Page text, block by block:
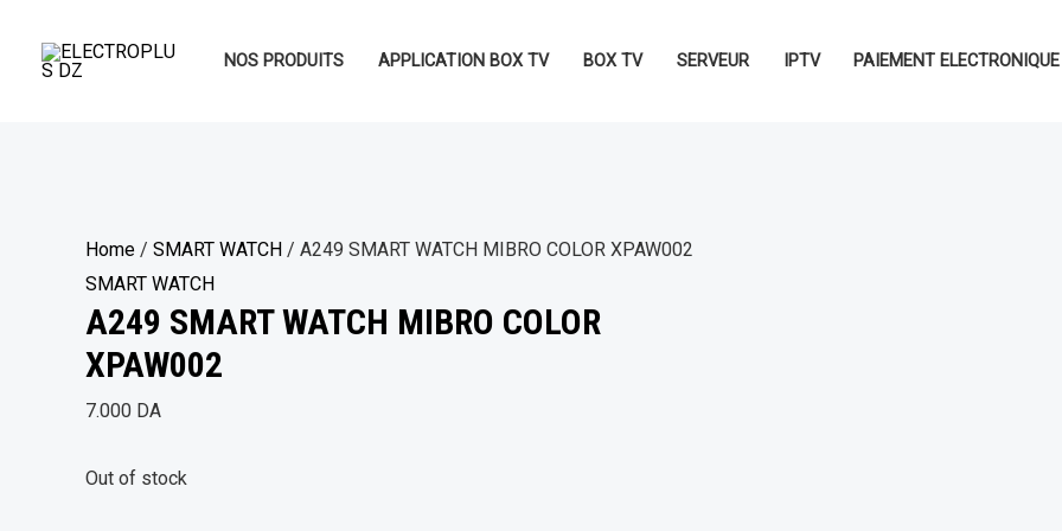
contenu
NOS PRODUITS APPLICATION BOX TV BOX TV SERVEUR IPTV PAIEMENT ELECTRONIQUE
Home / SMART WATCH / A249 SMART WATCH MIBRO COLOR XPAW002
SMART WATCH
A249 SMART WATCH MIBRO COLOR
XPAW002
7.000 DA
Out of stock